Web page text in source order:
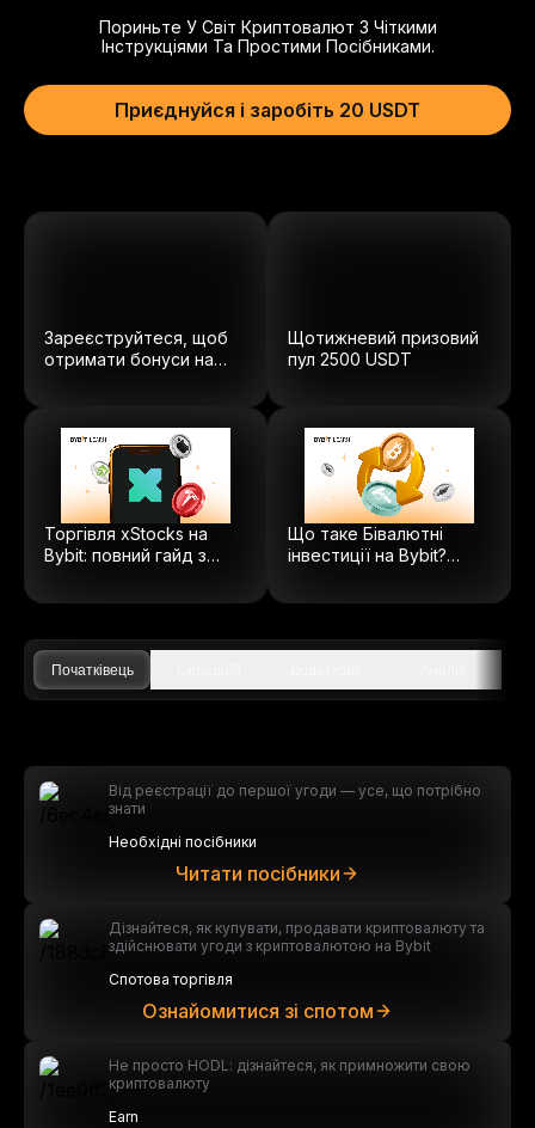
Пориньте У Світ Криптовалют З Чіткими
Інструкціями Та Простими Посібниками.
Приєднуйся і заробіть 20 USDT
Зареєструйтеся, щоб
отримати бонуси на
Щотижневий призовий
пул 2500 USDT
Торгівля xStocks на
Bybit: повний гайд з
Що таке Бівалютні
інвестиції на Bybit?
Початківець
Від реєстрації до першої угоди — усе, що потрібно
знати
Необхідні посібники
Читати посібники
Дізнайтеся, як купувати, продавати криптовалюту та
здійснювати угоди з криптовалютою на Bybit
Спотова торгівля
Ознайомитися зі спотом
Не просто HODL: дізнайтеся, як примножити свою
криптовалюту
Earn